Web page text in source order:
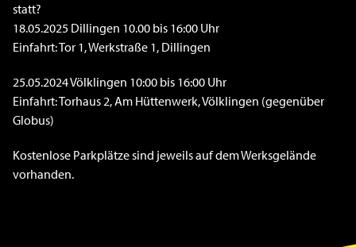
statt?
18.05.2025 Dillingen 10.00 bis 16:00 Uhr
Einfahrt: Tor 1, Werkstraße 1, Dillingen
25.05.2024 Völklingen 10:00 bis 16:00 Uhr
Einfahrt: Torhaus 2, Am Hüttenwerk, Völklingen (gegenüber
Globus)
Kostenlose Parkplätze sind jeweils auf dem Werksgelände
vorhanden.